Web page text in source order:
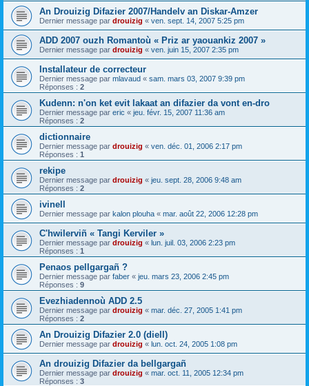
An Drouizig Difazier 2007/Handelv an Diskar-Amzer
Dernier message par drouizig « ven. sept. 14, 2007 5:25 pm
ADD 2007 ouzh Romantoù « Priz ar yaouankiz 2007 »
Dernier message par drouizig « ven. juin 15, 2007 2:35 pm
Installateur de correcteur
Dernier message par mlavaud « sam. mars 03, 2007 9:39 pm
Réponses : 2
Kudenn: n'on ket evit lakaat an difazier da vont en-dro
Dernier message par eric « jeu. févr. 15, 2007 11:36 am
Réponses : 2
dictionnaire
Dernier message par drouizig « ven. déc. 01, 2006 2:17 pm
Réponses : 1
rekipe
Dernier message par drouizig « jeu. sept. 28, 2006 9:48 am
Réponses : 2
ivinell
Dernier message par kalon plouha « mar. août 22, 2006 12:28 pm
C'hwilerviñ « Tangi Kerviler »
Dernier message par drouizig « lun. juil. 03, 2006 2:23 pm
Réponses : 1
Penaos pellgargañ ?
Dernier message par faber « jeu. mars 23, 2006 2:45 pm
Réponses : 9
Evezhiadennoù ADD 2.5
Dernier message par drouizig « mar. déc. 27, 2005 1:41 pm
Réponses : 2
An Drouizig Difazier 2.0 (diell)
Dernier message par drouizig « lun. oct. 24, 2005 1:08 pm
An drouizig Difazier da bellgargañ
Dernier message par drouizig « mar. oct. 11, 2005 12:34 pm
Réponses : 3